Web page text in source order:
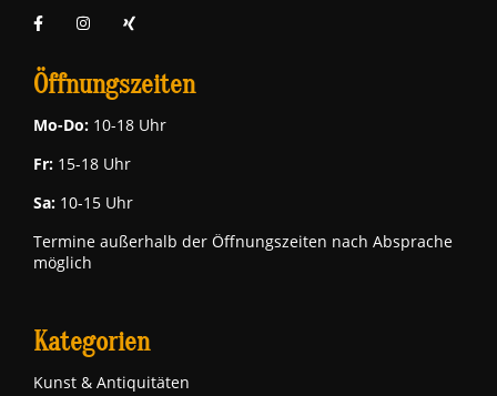
Öffnungszeiten
Mo-Do: 10-18 Uhr
Fr: 15-18 Uhr
Sa: 10-15 Uhr
Termine außerhalb der Öffnungszeiten nach Absprache
möglich
Kategorien
Kunst & Antiquitäten